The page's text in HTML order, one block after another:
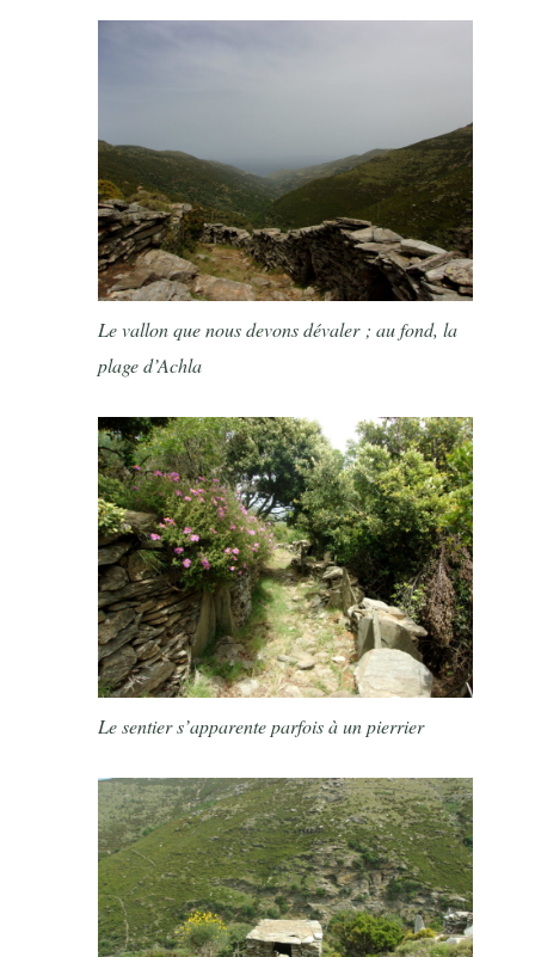
Le vallon que nous devons dévaler ; au fond, la
plage d’Achla
Le sentier s’apparente parfois à un pierrier